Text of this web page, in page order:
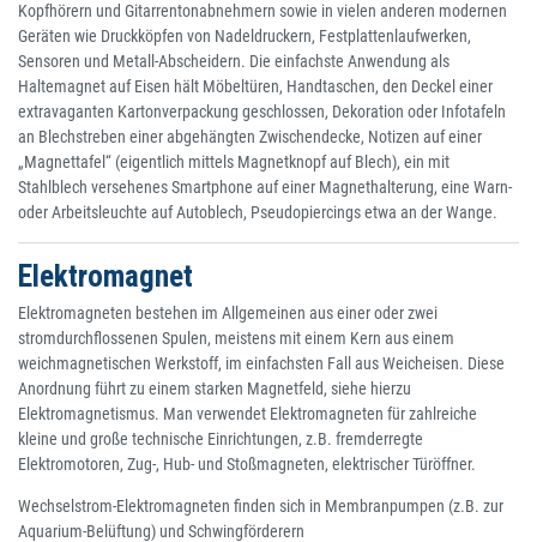
Kopfhörern und Gitarrentonabnehmern sowie in vielen anderen modernen
Geräten wie Druckköpfen von Nadeldruckern, Festplattenlaufwerken,
Sensoren und Metall-Abscheidern. Die einfachste Anwendung als
Haltemagnet auf Eisen hält Möbeltüren, Handtaschen, den Deckel einer
extravaganten Kartonverpackung geschlossen, Dekoration oder Infotafeln
an Blechstreben einer abgehängten Zwischendecke, Notizen auf einer
„Magnettafel“ (eigentlich mittels Magnetknopf auf Blech), ein mit
Stahlblech versehenes Smartphone auf einer Magnethalterung, eine Warn-
oder Arbeitsleuchte auf Autoblech, Pseudopiercings etwa an der Wange.
Elektromagnet
Elektromagneten bestehen im Allgemeinen aus einer oder zwei
stromdurchflossenen Spulen, meistens mit einem Kern aus einem
weichmagnetischen Werkstoff, im einfachsten Fall aus Weicheisen. Diese
Anordnung führt zu einem starken Magnetfeld, siehe hierzu
Elektromagnetismus. Man verwendet Elektromagneten für zahlreiche
kleine und große technische Einrichtungen, z.B. fremderregte
Elektromotoren, Zug-, Hub- und Stoßmagneten, elektrischer Türöffner.
Wechselstrom-Elektromagneten finden sich in Membranpumpen (z.B. zur
Aquarium-Belüftung) und Schwingförderern